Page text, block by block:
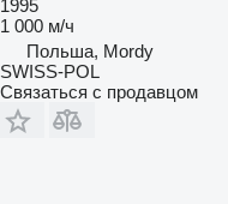
1995
1 000 м/ч
Польша, Mordy
SWISS-POL
Связаться с продавцом